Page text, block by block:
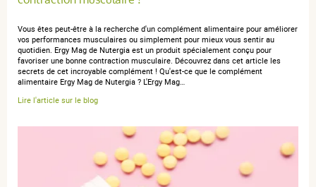
anonymous a.publié le 09 août 2019 suite à une commande du
05 août 2019
5 / 5
Efficace
anonymous a.publié le 03 février 2019 suite à une commande du
Vous êtes peut-être à la recherche d'un complément alimentaire pour améliorer
vos performances musculaires ou simplement pour mieux vous sentir au
quotidien. Ergy Mag de Nutergia est un produit spécialement conçu pour
favoriser une bonne contraction musculaire. Découvrez dans cet article les
secrets de cet incroyable complément ! Qu'est-ce que le complément
alimentaire Ergy Mag de Nutergia ? L'Ergy Mag…
Lire l'article sur le blog